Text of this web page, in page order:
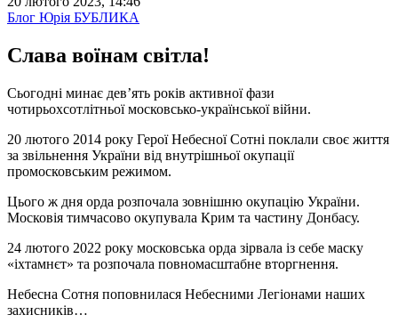
Блог Юрія БУБЛИКА
Слава воїнам світла!
Сьогодні минає дев’ять років активної фази
чотирьохсотлітньої московсько-української війни.
20 лютого 2014 року Герої Небесної Сотні поклали своє життя
за звільнення України від внутрішньої окупації
промосковським режимом.
Цього ж дня орда розпочала зовнішню окупацію України.
Московія тимчасово окупувала Крим та частину Донбасу.
24 лютого 2022 року московська орда зірвала із себе маску
«іхтамнєт» та розпочала повномасштабне вторгнення.
Небесна Сотня поповнилася Небесними Легіонами наших
захисників…